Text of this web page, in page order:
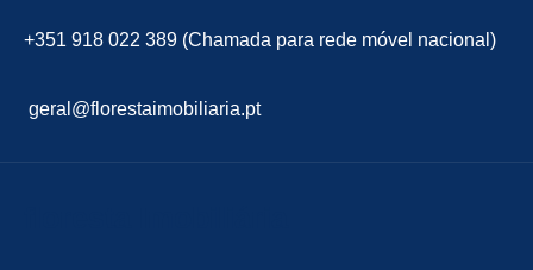
+351 918 022 389 (Chamada para rede móvel nacional)
geral@florestaimobiliaria.pt